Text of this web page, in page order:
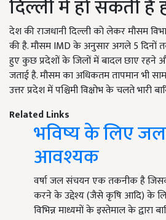
दिल्ली में हो सकती है
देश की राजधानी दिल्ली को लेकर मौसम
की है. मौसम IMD के अनुसार अगले 5 दिनों
हुए कुछ प्रदेशों के जिलों में बादल छाए रहने
जताई है. मौसम का अधिकतम तापमान भी
उत्तर प्रदेश में पश्चिमी विक्षोभ के चलते भारी
Related Links
भविष्य के लिए
आवश्यक
वर्षा जल संचयन एक तकनीक है
करने के उद्देश्य (जैसे कृषि आदि) के
विभिन्न माध्यमों के इस्तेमाल के द्वारा